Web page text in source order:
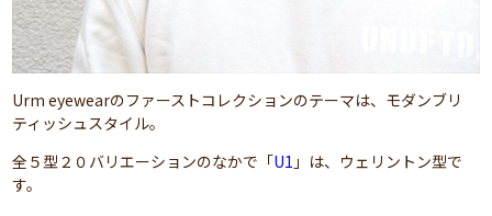
Urm eyewearのファーストコレクションのテーマは、モダンブリ
ティッシュスタイル。
全５型２０バリエーションのなかで「U1 」は、ウェリントン型で
す。